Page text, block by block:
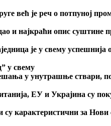
већ је реч о потпуној
и најкраћи опис суштине
је у свему успешнија
у свему
у унутрашње ствари,
ЕУ и Украјина су
карактеристични за Нови